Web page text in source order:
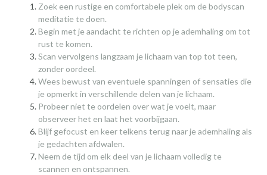
Zoek een rustige en comfortabele plek om de bodyscan
meditatie te doen.
Begin met je aandacht te richten op je ademhaling om tot
rust te komen.
Scan vervolgens langzaam je lichaam van top tot teen,
zonder oordeel.
Wees bewust van eventuele spanningen of sensaties die
je opmerkt in verschillende delen van je lichaam.
Probeer niet te oordelen over wat je voelt, maar
observeer het en laat het voorbijgaan.
Blijf gefocust en keer telkens terug naar je ademhaling als
je gedachten afdwalen.
Neem de tijd om elk deel van je lichaam volledig te
scannen en ontspannen.